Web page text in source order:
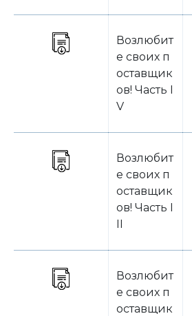
Возлюбит
е своих п
оставщик
ов! Часть I
V
Возлюбит
е своих п
оставщик
ов! Часть I
ІІ
Возлюбит
е своих п
оставщик